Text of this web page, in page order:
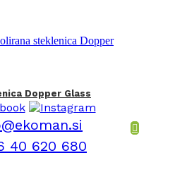
Dopper Glass
40 620 680